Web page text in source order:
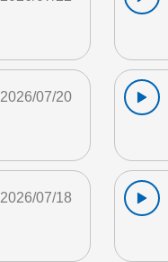
2026/07/20
2026/07/18